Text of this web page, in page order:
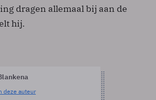
dragen allemaal bij aan de
hij.
deze auteur